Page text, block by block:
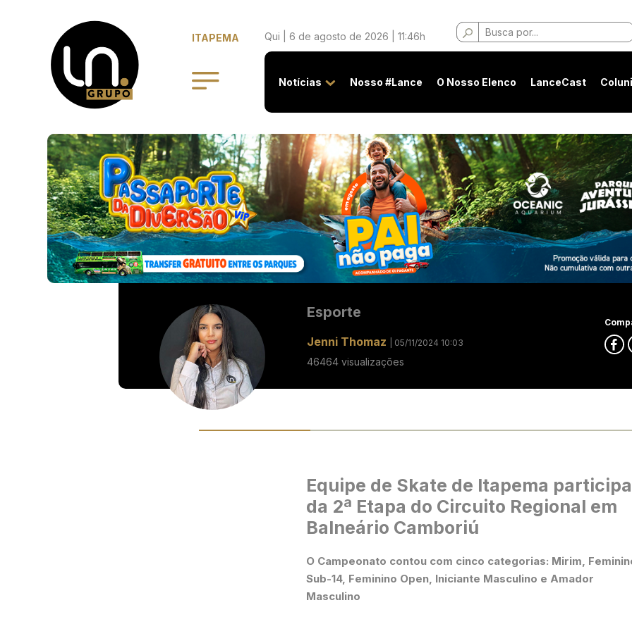
ITAPEMA Qui | 6 de agosto de 2026 | 11:46h
Buscar
por:
Notícias Nosso #Lance O Nosso Elenco LanceCast
Esporte
Jenni Thomaz | 05/11/2024 10:03
46464 visualizações
Equipe de Skate de Itapema participa
da 2ª Etapa do Circuito Regional em
Balneário Camboriú
O Campeonato contou com cinco categorias: Mirim,
Sub-14, Feminino Open, Iniciante Masculino e Amador
Masculino